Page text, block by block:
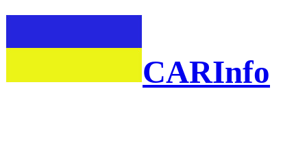
CARInfo